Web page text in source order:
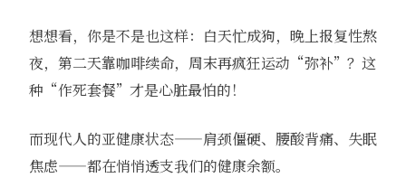
想想看，你是不是也这样：白天忙成狗，晚上报复性熬
夜，第二天靠咖啡续命，周末再疯狂运动“弥补”？这
种“作死套餐”才是心脏最怕的！
而现代人的亚健康状态——肩颈僵硬、腰酸背痛、失眠
焦虑——都在悄悄透支我们的健康余额。